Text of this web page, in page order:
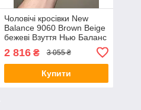
Чоловічі кросівки New
Balance 9060 Brown Beige
бежеві Взуття Нью Баланс
демісезон
2 816₴ 3 055 ₴
Купити